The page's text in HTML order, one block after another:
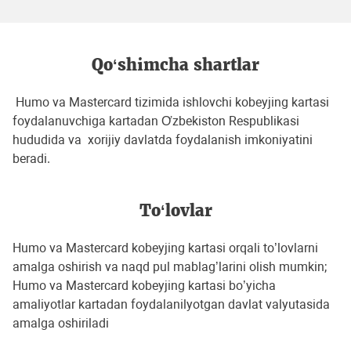
Qo‘shimcha shartlar
Humo va Mastercard tizimida ishlovchi kobeyjing kartasi
foydalanuvchiga kartadan Ơzbekiston Respublikasi
hududida va xorijiy davlatda foydalanish imkoniyatini
beradi.
To‘lovlar
Humo va Mastercard kobeyjing kartasi orqali to’lovlarni
amalga oshirish va naqd pul mablag’larini olish mumkin;
Humo va Mastercard kobeyjing kartasi bo’yicha
amaliyotlar kartadan foydalanilyotgan davlat valyutasida
amalga oshiriladi